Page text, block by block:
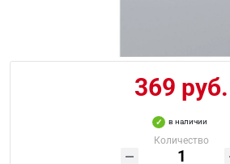
369 руб.
в наличии
Количество